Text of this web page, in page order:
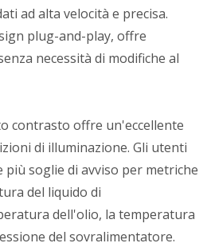
ad alta velocità e precisa.
plug-and-play, offre
necessità di modifiche al
contrasto offre un'eccellente
di illuminazione. Gli utenti
soglie di avviso per metriche
del liquido di
dell'olio, la temperatura
del sovralimentatore.